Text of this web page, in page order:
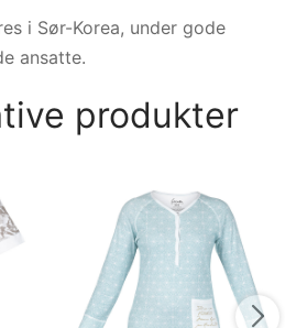
i Sør-Korea, under gode
ansatte.
produkter